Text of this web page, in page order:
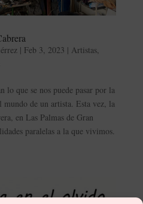
| Feb 3, 2023 | Artistas,
lo que se nos puede pasar por la
mundo de un artista. Esta vez, la
en Las Palmas de Gran
paralelas a la que vivimos.